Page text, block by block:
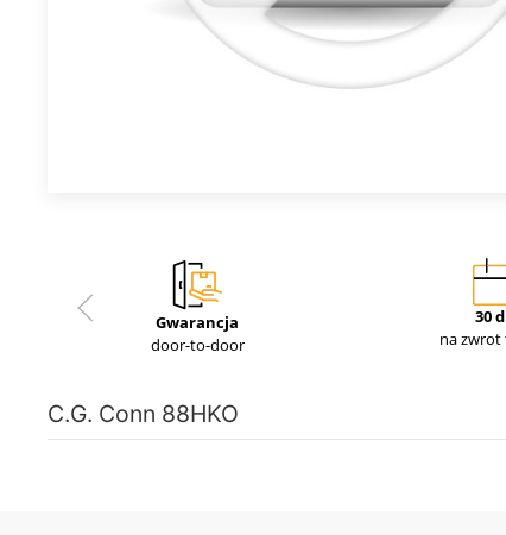
Gwarancja
door-to-door
30
na
C.G. Conn 88HKO